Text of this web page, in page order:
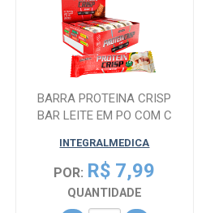
BARRA PROTEINA CRISP
BAR LEITE EM PO COM C
INTEGRALMEDICA
POR: R$ 7,99
QUANTIDADE